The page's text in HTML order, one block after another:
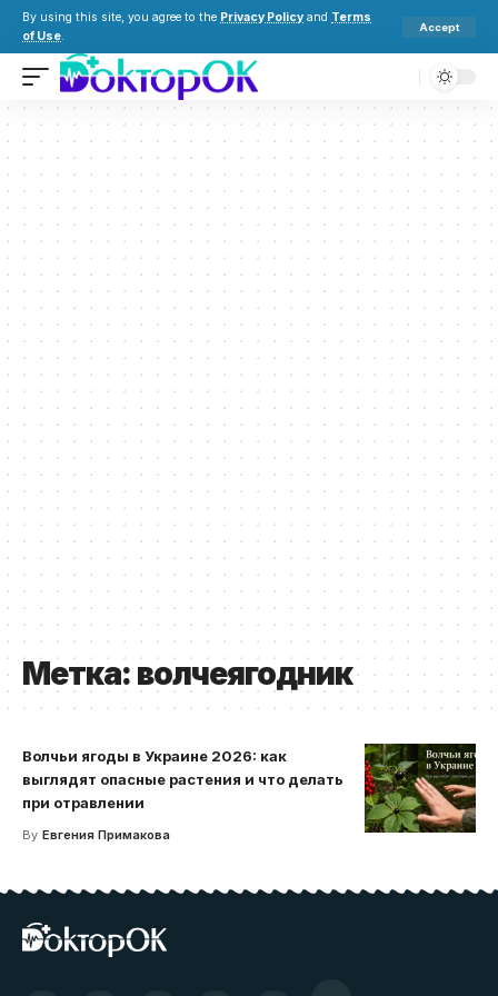
By using this site, you agree to the Privacy Policy and Terms
of Use.
Accept
Метка: волчеягодник
Волчьи ягоды в Украине 2026: как
выглядят опасные растения и что делать
при отравлении
By Евгения Примакова